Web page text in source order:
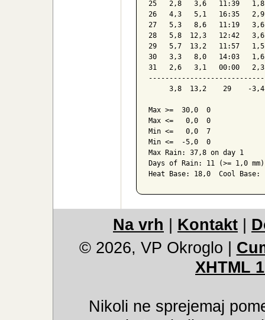
23   3,6   8,8   14:23
24   5,3  12,3   12:28
25   2,8   3,6   11:39
26   4,3   5,1   16:35
27   5,3   8,6   11:19
28   5,8  12,3   12:42
29   5,7  13,2   11:57
30   3,3   8,0   14:03
31   2,6   3,1   00:00
3,8  13,2    29    -
Max >=  30,0  0
Max <=   0,0  0
Min <=   0,0  7
Min <=  -5,0  0
Max Rain: 37,8 on day 1
Heat Base: 18,0  Cool
Na vrh |Kontakt |
© 2026, VP Okroglo|